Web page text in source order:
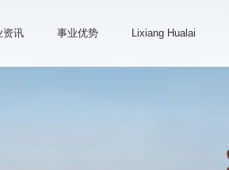
资讯 事业优势 Lixiang Hualai